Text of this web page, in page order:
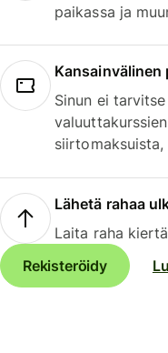
paikassa ja
Sinun ei
Lähetä rahaa
Laita raha
Rekisteröidy